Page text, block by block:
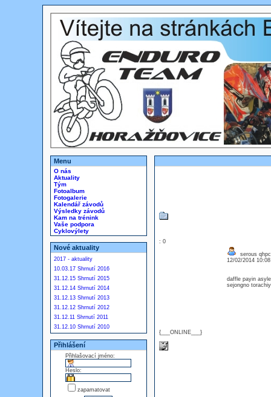
Menu
O nás
Aktuality
Tým
Fotoalbum
Fotogalerie
Kalendář závodů
Výsledky závodů
Kam na trénink
Vaše podpora
Cyklovýlety
Nové aktuality
2017 - aktuality
10.03.17 Shrnutí 2016
31.12.15 Shrnutí 2015
31.12.14 Shrnutí 2014
31.12.13 Shrnutí 2013
31.12.12 Shrnutí 2012
31.12.11 Shrnutí 2011
31.12.10 Shrnutí 2010
Přihlášení
Přihlašovací jméno:
Heslo:
zapamatovat
: 0
{___ONLINE___}
serous
12/02/2014
daffle payin
sejongno